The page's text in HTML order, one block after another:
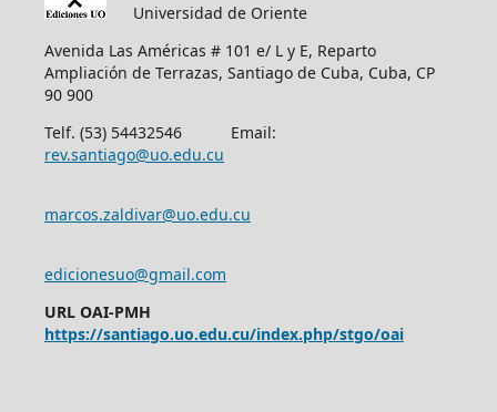
Universidad de Oriente
Avenida Las Américas # 101 e/ L y E, Reparto
Ampliación de Terrazas, Santiago de Cuba, Cuba, CP
90 900
Telf. (53) 54432546 Email:
rev.santiago@uo.edu.cu
marcos.zaldivar@uo.edu.cu
edicionesuo@gmail.com
URL OAI-PMH
https://santiago.uo.edu.cu/index.php/stgo/oai